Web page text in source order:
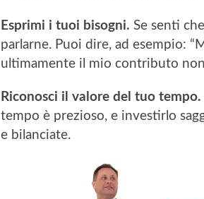
Esprimi i tuoi bisogni. Se senti
parlarne. Puoi dire, ad esempio:
ultimamente il mio contributo
Riconosci il valore del tuo tempo.
tempo è prezioso, e investirlo
e bilanciate.